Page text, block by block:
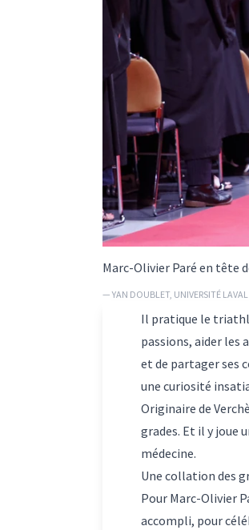
Marc-Olivier Paré en tête
— YAN DOUBLET, UNIVERSITÉ LAVAL
Il pratique le
passions, aider les
et de partager ses
une curiosité
Originaire de
grades. Et il y joue
médecine.
Une collation des
Pour Marc-Olivier
accompli, pour